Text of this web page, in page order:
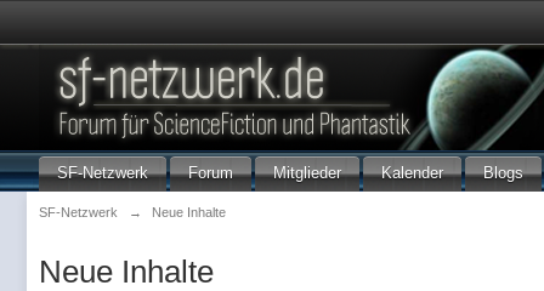
SF-Netzwerk Forum Mitglieder Kalender Blogs
SF-Netzwerk → Neue Inhalte
Neue Inhalte